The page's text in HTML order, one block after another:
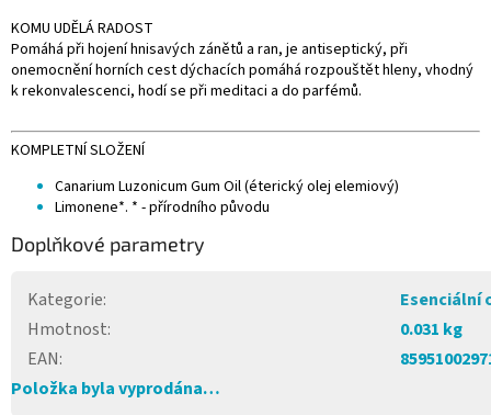
KOMU UDĚLÁ RADOST
Pomáhá při hojení hnisavých zánětů a ran, je antiseptický, při
onemocnění horních cest dýchacích pomáhá rozpouštět hleny, vhodný
k rekonvalescenci, hodí se při meditaci a do parfémů.
KOMPLETNÍ SLOŽENÍ
Canarium Luzonicum Gum Oil (éterický olej elemiový)
Limonene*. * - přírodního původu
Doplňkové parametry
Kategorie:
Esenciální
Hmotnost:
0.031 kg
EAN:
Položka byla vyprodána…